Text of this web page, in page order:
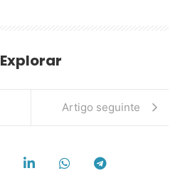
Explorar
Artigo seguinte